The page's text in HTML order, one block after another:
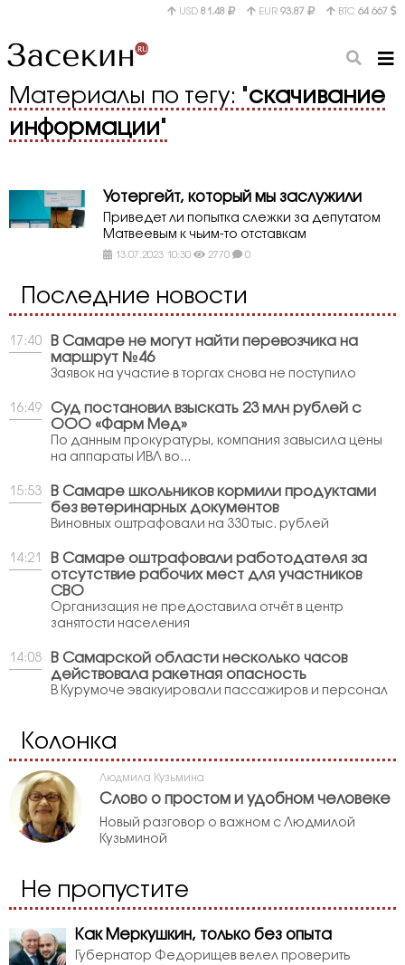
USD 81.48 EUR 93.87 BTC 64 667
Материалы по тегу: "скачивание
информации"
Уотергейт, который мы заслужили
Приведет ли попытка слежки за депутатом
Матвеевым к чьим-то отставкам
13.07.2023 10:30 2770 0
Последние новости
17:40
В Самаре не могут найти перевозчика на
маршрут №46
Заявок на участие в торгах снова не поступило
16:49
Суд постановил взыскать 23 млн рублей с
ООО «Фарм Мед»
По данным прокуратуры, компания завысила цены
на аппараты ИВЛ во...
15:53
В Самаре школьников кормили продуктами
без ветеринарных документов
Виновных оштрафовали на 330 тыс. рублей
14:21
В Самаре оштрафовали работодателя за
отсутствие рабочих мест для участников
СВО
Организация не предоставила отчёт в центр
занятости населения
14:08
В Самарской области несколько часов
действовала ракетная опасность
В Курумоче эвакуировали пассажиров и персонал
Колонка
Людмила Кузьмина
Слово о простом и удобном человеке
Новый разговор о важном с Людмилой
Кузьминой
Не пропустите
Как Меркушкин, только без опыта
Губернатор Федорищев велел проверить